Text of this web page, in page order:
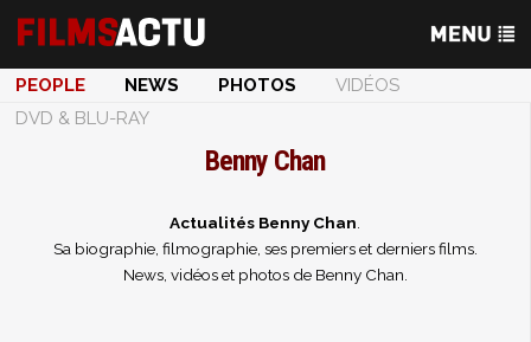
PEOPLE NEWS PHOTOS
VIDÉOS
DVD & BLU-RAY
Benny Chan
Actualités Benny Chan
Sa biographie, filmographie, ses premiers et derniers films.
News, vidéos et photos de Benny Chan.